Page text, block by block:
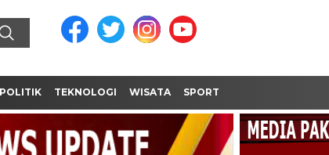
POLITIK TEKNOLOGI WISATA SPORT